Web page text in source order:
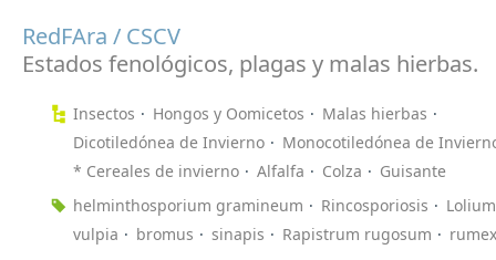
RedFAra / CSCV
Estados fenológicos, plagas y malas hierbas.
Insectos Hongos y Oomicetos
Malas hierbas
Dicotiledónea de Invierno
Monocotiledónea de
* Cereales de invierno
Alfalfa Colza
Guisante
helminthosporium gramineum
Rincosporiosis
vulpia
bromus sinapis Rapistrum rugosum rumex